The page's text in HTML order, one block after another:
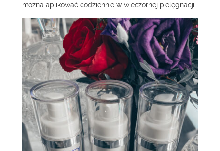
można aplikować codziennie w wieczornej pielęgnacji.